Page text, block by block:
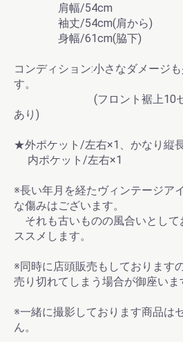
肩幅/54cm
袖丈/54cm(肩から)
身幅/61cm(脇下)
コンディション:小さなダメージ
す。
(フロント裾上10セン
あり)
★外ポケット/左右×1、かなり縦
内ポケット/左右×1
※長い年月を経たヴィンテージア
な傷みはございます。
それも古いものの風合いとして
ススメします。
※同時に店頭販売もしております
売り切れてしまう場合が御座いま
※一緒に撮影しております商品は
ん。